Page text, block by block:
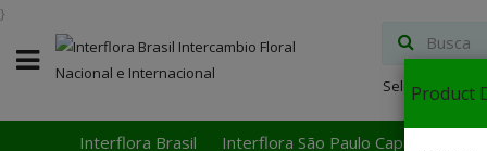
Select
Interflora Brasil Interflora São Paulo Capital
}
Product